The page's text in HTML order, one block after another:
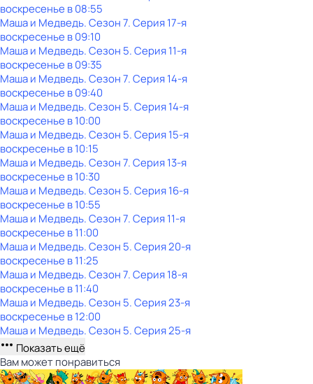
воскресенье в08:55
Маша и Медведь. Сезон 7. Серия 17-я
воскресенье в09:10
Маша и Медведь. Сезон 5. Серия 11-я
воскресенье в09:35
Маша и Медведь. Сезон 7. Серия 14-я
воскресенье в09:40
Маша и Медведь. Сезон 5. Серия 14-я
воскресенье в10:00
Маша и Медведь. Сезон 5. Серия 15-я
воскресенье в10:15
Маша и Медведь. Сезон 7. Серия 13-я
воскресенье в10:30
Маша и Медведь. Сезон 5. Серия 16-я
воскресенье в10:55
Маша и Медведь. Сезон 7. Серия 11-я
воскресенье в11:00
Маша и Медведь. Сезон 5. Серия 20-я
воскресенье в11:25
Маша и Медведь. Сезон 7. Серия 18-я
воскресенье в11:40
Маша и Медведь. Сезон 5. Серия 23-я
воскресенье в12:00
Маша и Медведь. Сезон 5. Серия 25-я
Показать ещё
Вам может понравиться